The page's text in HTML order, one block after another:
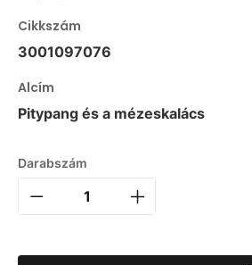
Cikkszám
3001097076
Alcím
Pitypang és a mézeskalács
Darabszám